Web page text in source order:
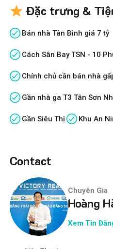
Đặc trưng &
Bán nhà Tân Bình giá 7 tỷ
Cách Sân Bay TSN - 10
Chính chủ cần bán nhà
Gần nhà ga T3 Tân Sơn
Gần Siêu Thị Khu An
Contact
Chuyên Gia
Hoàng
Xem Tin